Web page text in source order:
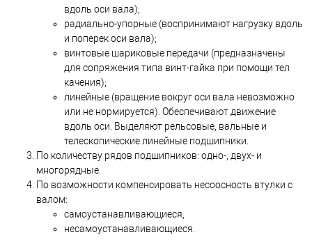
вдоль оси вала);
радиально-упорные (воспринимают нагрузку вдоль
и поперек оси вала);
винтовые шариковые передачи (предназначены
для сопряжения типа винт-гайка при помощи тел
качения);
линейные (вращение вокруг оси вала невозможно
или не нормируется). Обеспечивают движение
вдоль оси. Выделяют рельсовые, вальные и
телескопические линейные подшипники.
По количеству рядов подшипников: одно-, двух- и
многорядные.
По возможности компенсировать несоосность втулки с
валом:
самоустанавливающиеся,
несамоустанавливающиеся.